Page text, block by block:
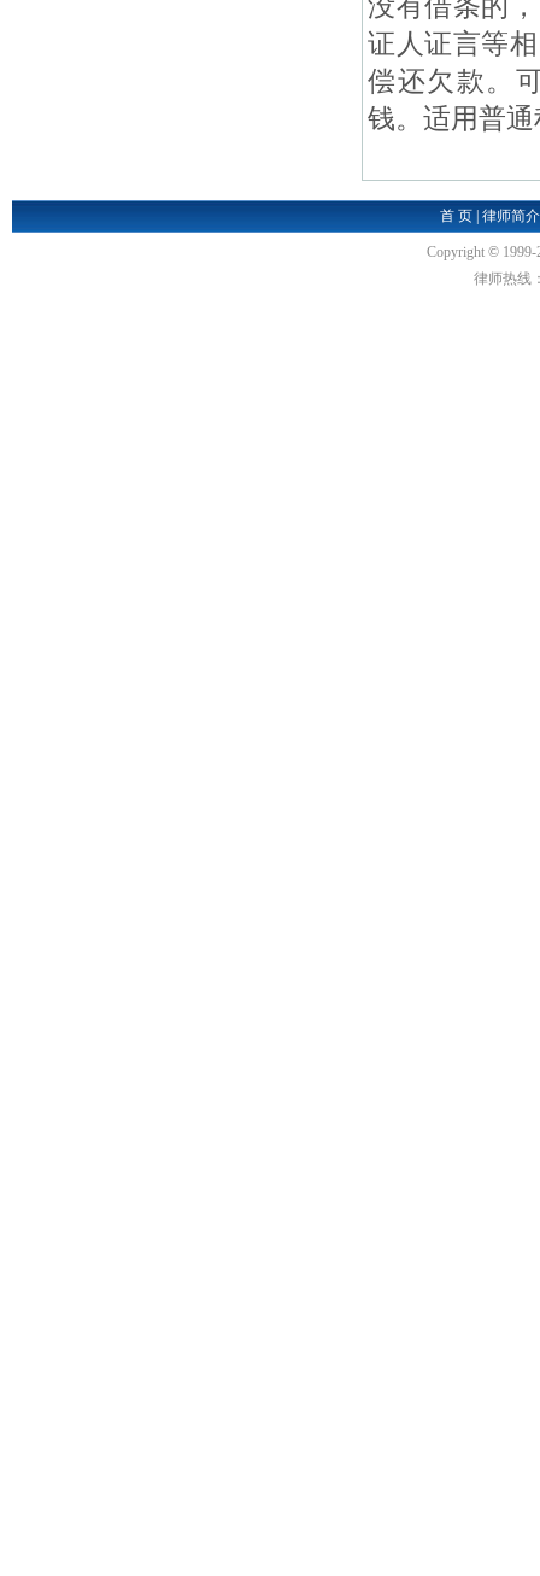
证人证言等
偿还欠款。
钱。适用普
首 页| 律师简介
Copyright ©
律师热线